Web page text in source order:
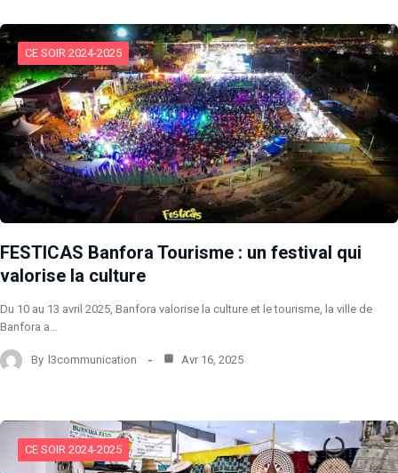
CE SOIR 2024-2025
FESTICAS Banfora Tourisme : un festival qui
valorise la culture
Du 10 au 13 avril 2025, Banfora valorise la culture et le tourisme, la ville de
Banfora a…
By l3communication Avr 16, 2025
CE SOIR 2024-2025